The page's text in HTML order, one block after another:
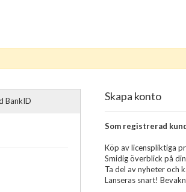
BankID Skapa konto
Som registrerad
Köp av licenspliktiga
Smidig överblick på
Ta del av nyheter och
Lanseras snart!